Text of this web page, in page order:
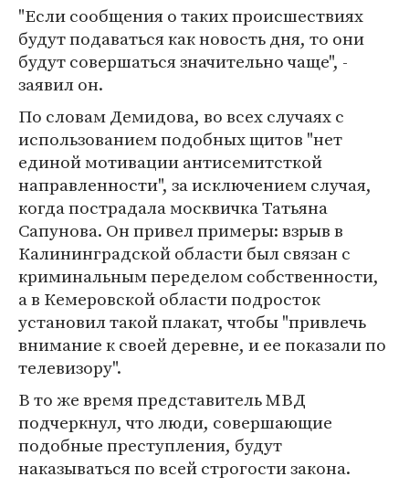
"Если сообщения о таких происшествиях
будут подаваться как новость дня, то они
будут совершаться значительно чаще", -
заявил он.
По словам Демидова, во всех случаях с
использованием подобных щитов "нет
единой мотивации антисемитсткой
направленности", за исключением случая,
когда пострадала москвичка Татьяна
Сапунова. Он привел примеры: взрыв в
Калининградской области был связан с
криминальным переделом собственности,
а в Кемеровской области подросток
установил такой плакат, чтобы "привлечь
внимание к своей деревне, и ее показали по
телевизору".
В то же время представитель МВД
подчеркнул, что люди, совершающие
подобные преступления, будут
наказываться по всей строгости закона.